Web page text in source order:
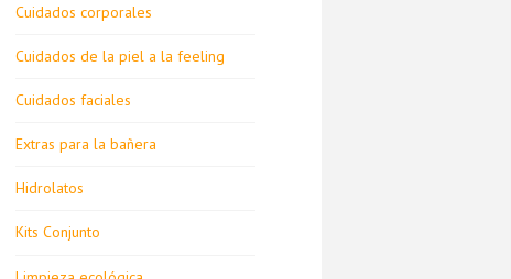
Cuidados corporales
Cuidados de la piel a la feeling
Cuidados faciales
Extras para la bañera
Hidrolatos
Kits Conjunto